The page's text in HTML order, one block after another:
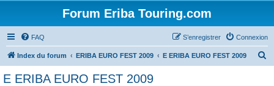
Forum Eriba Touring.com
FAQ Connexion
S’enregistrer
Index du forum ERIBA EURO FEST 2009 E ERIBA EURO FEST 2009
E ERIBA EURO FEST 2009